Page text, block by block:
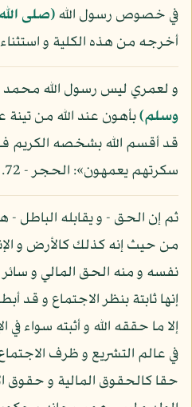
في خصوص رسول الله(صلى
أخرجه من هذه الكلية و
و لعمري ليس رسول الله محمد
وسلم)بأهون عند الله من تينة
قد أقسم الله بشخصه الكريم
سكرتهم يعمهون»: الحجر - 72.
ثم إن الحق - و يقابله الباطل -
من حيث إنه كذلك كالأرض و
نفسه و منه الحق المالي و
إنها ثابتة بنظر الاجتماع و قد
إلا ما حققه الله و أثبته سواء في
في عالم التشريع و ظرف
حقا كالحقوق المالية و حقوق